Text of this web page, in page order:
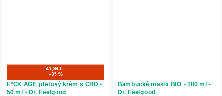
41,99 €
–35 %
F*CK AGE pleťový krém s CBD -
50 ml - Dr. Feelgood
Bambucké maslo BIO - 180 ml -
Dr. Feelgood